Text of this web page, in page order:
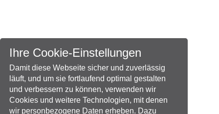
Ihre Cookie-Einstellungen
Damit diese Webseite sicher und zuverlässig
läuft, und um sie fortlaufend optimal gestalten
und verbessern zu können, verwenden wir
Cookies und weitere Technologien, mit denen
wir personbezogene Daten erheben. Dazu